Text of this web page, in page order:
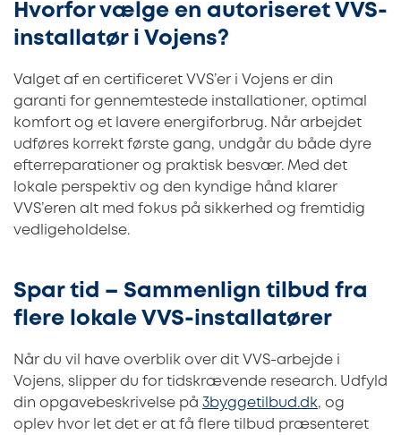
Hvorfor vælge en autoriseret VVS-
installatør i Vojens?
Valget af en certificeret VVS’er i Vojens er din
garanti for gennemtestede installationer, optimal
komfort og et lavere energiforbrug. Når arbejdet
udføres korrekt første gang, undgår du både dyre
efterreparationer og praktisk besvær. Med det
lokale perspektiv og den kyndige hånd klarer
VVS’eren alt med fokus på sikkerhed og fremtidig
vedligeholdelse.
Spar tid – Sammenlign tilbud fra
flere lokale VVS-installatører
Når du vil have overblik over dit VVS-arbejde i
Vojens, slipper du for tidskrævende research. Udfyld
din opgavebeskrivelse på 3byggetilbud.dk, og
oplev hvor let det er at få flere tilbud præsenteret